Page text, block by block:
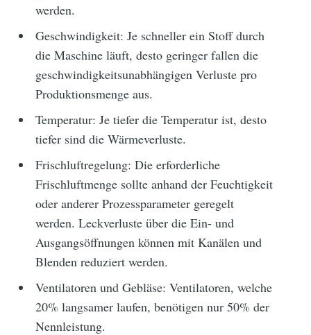
werden.
Geschwindigkeit: Je schneller ein Stoff durch
die Maschine läuft, desto geringer fallen die
geschwindigkeitsunabhängigen Verluste pro
Produktionsmenge aus.
Temperatur: Je tiefer die Temperatur ist, desto
tiefer sind die Wärmeverluste.
Frischluftregelung: Die erforderliche
Frischluftmenge sollte anhand der Feuchtigkeit
oder anderer Prozessparameter geregelt
werden. Leckverluste über die Ein- und
Ausgangsöffnungen können mit Kanälen und
Blenden reduziert werden.
Ventilatoren und Gebläse: Ventilatoren, welche
20% langsamer laufen, benötigen nur 50% der
Nennleistung.